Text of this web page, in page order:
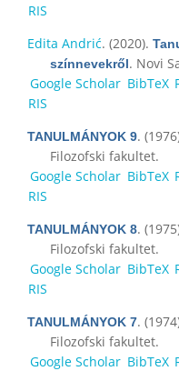
RIS
Edita Andrić. (2020).
színnevekről. Novi
Google Scholar BibTeX
RIS
TANULMÁNYOK 9.
Filozofski fakultet.
Google Scholar BibTeX
RIS
TANULMÁNYOK 8.
Filozofski fakultet.
Google Scholar BibTeX
RIS
TANULMÁNYOK 7.
Filozofski fakultet.
Google Scholar BibTeX